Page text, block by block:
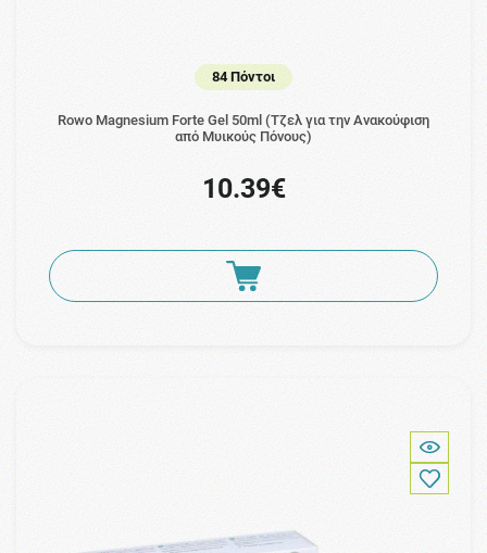
84 Πόντοι
Rowo Magnesium Forte Gel 50ml (Τζελ για την Ανακούφιση
από Μυικούς Πόνους)
10.39€